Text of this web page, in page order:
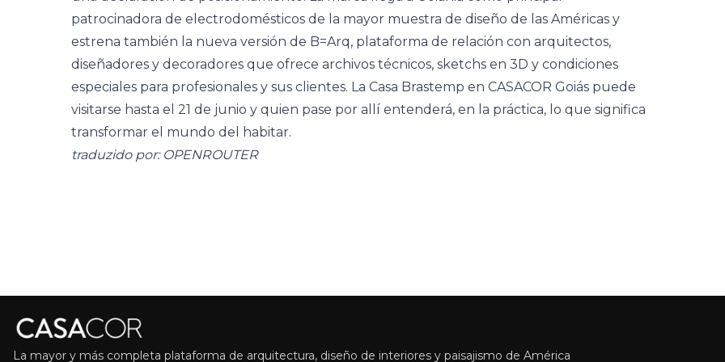
patrocinadora de electrodomésticos de la mayor muestra de diseño de las Américas y
estrena también la nueva versión de B=Arq, plataforma de relación con arquitectos,
diseñadores y decoradores que ofrece archivos técnicos, sketchs en 3D y condiciones
especiales para profesionales y sus clientes. La Casa Brastemp en CASACOR Goiás puede
visitarse hasta el 21 de junio y quien pase por allí entenderá, en la práctica, lo que significa
transformar el mundo del habitar.
traduzido por: OPENROUTER
La mayor y más completa plataforma de arquitectura, diseño de interiores y paisajismo de América